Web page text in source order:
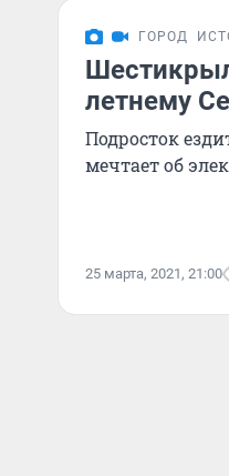
ГОРОД
летнему
Подросток
мечтает об
25 марта, 2021, 21:00